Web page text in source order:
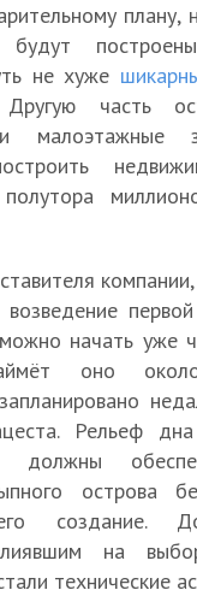
плану,
не хуже
часть
малоэтажные
первой
начать уже
оно
Рельеф
должны
острова
создание.
на
технические